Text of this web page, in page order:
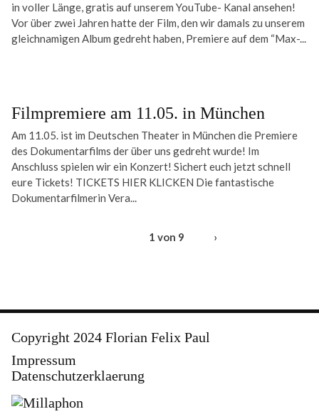
in voller Länge, gratis auf unserem YouTube- Kanal ansehen!
Vor über zwei Jahren hatte der Film, den wir damals zu unserem
gleichnamigen Album gedreht haben, Premiere auf dem “Max-...
Filmpremiere am 11.05. in München
Am 11.05. ist im Deutschen Theater in München die Premiere
des Dokumentarfilms der über uns gedreht wurde! Im
Anschluss spielen wir ein Konzert! Sichert euch jetzt schnell
eure Tickets! TICKETS HIER KLICKEN Die fantastische
Dokumentarfilmerin Vera...
1 von 9 ›
Copyright 2024 Florian Felix Paul
Impressum
Datenschutzerklaerung